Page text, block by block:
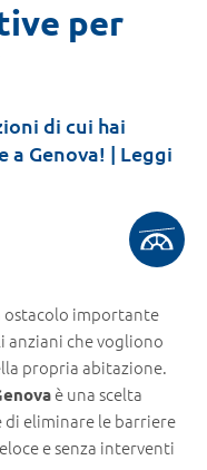
per
di cui hai
Genova! | Leggi
ostacolo importante
che vogliono
propria abitazione.
è una scelta
di eliminare le barriere
e senza interventi